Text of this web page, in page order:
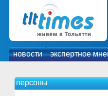
новости экспертное
персоны